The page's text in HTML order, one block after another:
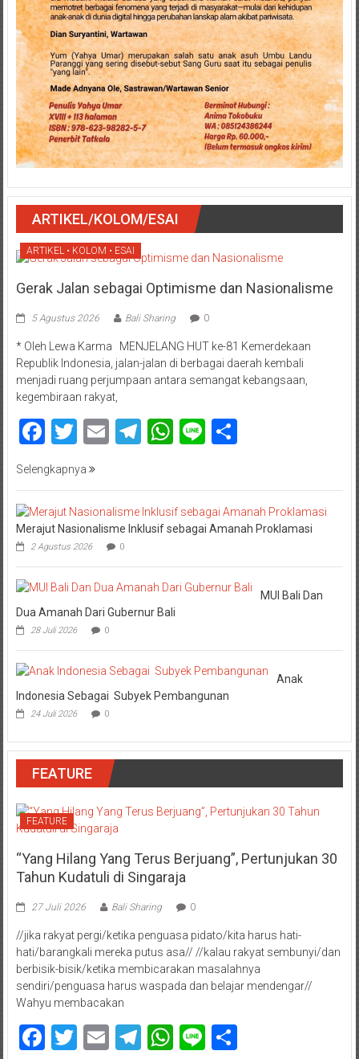
ARTIKEL/KOLOM/ESAI
ARTIKEL • KOLOM • ESAI
Gerak Jalan sebagai Optimisme dan Nasionalisme
5 Agustus 2026 Bali Sharing 0
* Oleh Lewa Karma MENJELANG HUT ke-81 Kemerdekaan
Republik Indonesia, jalan-jalan di berbagai daerah kembali
menjadi ruang perjumpaan antara semangat kebangsaan,
kegembiraan rakyat,
Facebook
Twitter
EmailTelegram
WhatsApp
LineShare
Selengkapnya
Merajut Nasionalisme Inklusif sebagai Amanah Proklamasi
2 Agustus 2026 0
MUI Bali Dan
Dua Amanah Dari Gubernur Bali
28 Juli 2026 0
Anak
Indonesia Sebagai Subyek Pembangunan
24 Juli 2026 0
FEATURE
FEATURE
“Yang Hilang Yang Terus Berjuang”, Pertunjukan 30
Tahun Kudatuli di Singaraja
27 Juli 2026 Bali Sharing 0
//jika rakyat pergi/ketika penguasa pidato/kita harus hati-
hati/barangkali mereka putus asa// //kalau rakyat sembunyi/dan
berbisik-bisik/ketika membicarakan masalahnya
sendiri/penguasa harus waspada dan belajar mendengar//
Wahyu membacakan
Facebook
Twitter
EmailTelegram
WhatsApp
LineShare